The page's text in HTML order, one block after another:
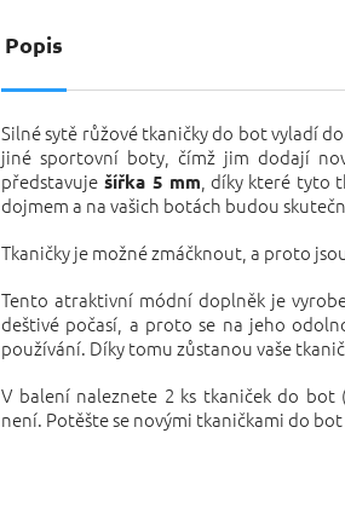
Popis
Silné sytě růžové tkaničky do bot vyladí
jiné sportovní boty, čímž jim dodají
představuje šířka 5 mm , díky které tyto
dojmem a na vašich botách budou
Tkaničky je možné zmáčknout, a proto
Tento atraktivní módní doplněk je
deštivé počasí, a proto se na jeho
používání. Díky tomu zůstanou vaše
V balení naleznete 2 ks tkaniček do
není. Potěšte se novými tkaničkami do bot